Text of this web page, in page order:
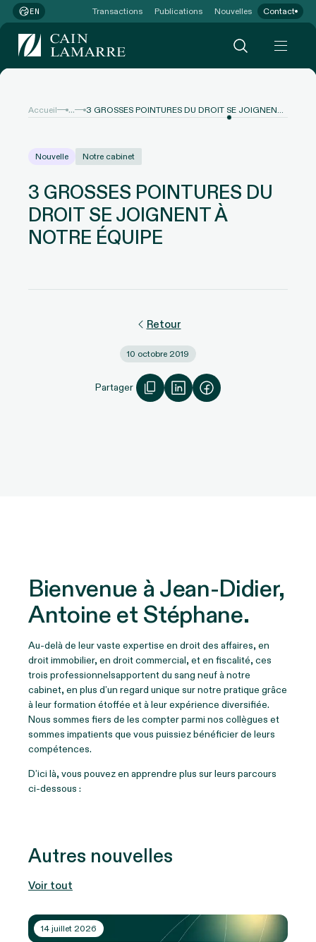
EN Transactions Publications Nouvelles Contact
Accueil ... 3 GROSSES POINTURES DU DROIT SE JOIGNENT À NOTRE ÉQUIPE
Nouvelle Notre cabinet
3 GROSSES POINTURES DU
DROIT SE JOIGNENT À
NOTRE ÉQUIPE
Retour
10 octobre 2019
Partager
Bienvenue à Jean-Didier,
Antoine et Stéphane.
Au-delà de leur vaste expertise en droit des affaires, en
droit immobilier, en droit commercial, et en fiscalité, ces
trois professionnelsapportent du sang neuf à notre
cabinet, en plus d’un regard unique sur notre pratique grâce
à leur formation étoffée et à leur expérience diversifiée.
Nous sommes fiers de les compter parmi nos collègues et
sommes impatients que vous puissiez bénéficier de leurs
compétences.
D’ici là, vous pouvez en apprendre plus sur leurs parcours
ci-dessous :
Autres nouvelles
Voir tout
14 juillet 2026